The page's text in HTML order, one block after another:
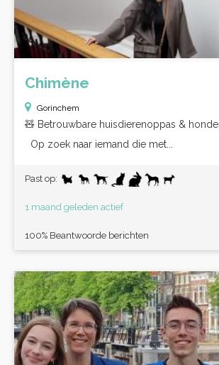
Chimène
Gorinchem
🧸 Betrouwbare huisdierenoppas &
Op zoek naar iemand die met...
Past op:
1 maand geleden actief
100% Beantwoorde berichten